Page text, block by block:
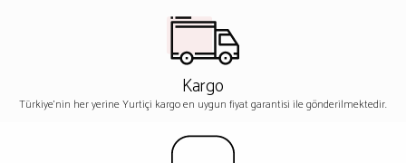
Kargo
Türkiye'nin her yerine Yurtiçi kargo en uygun fiyat garantisi ile gönderilmektedir.